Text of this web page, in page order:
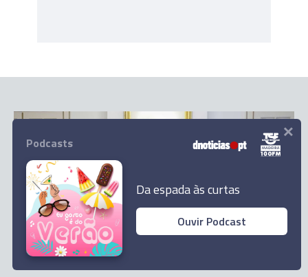
PAÍS
Podcasts
Da espada às curtas
Ouvir Podcast
×